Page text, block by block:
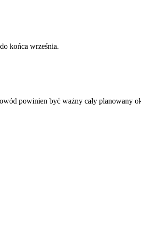
końca września.
powinien być ważny cały planowany